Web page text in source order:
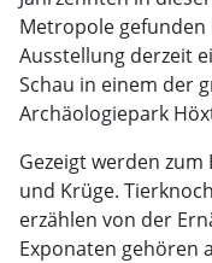
Metropole gefunden
Ausstellung derzeit
Schau in einem der
Archäologiepark
Gezeigt werden
und Krüge.
erzählen von der
Exponaten gehören